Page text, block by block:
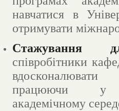
навчатися в
отримувати
Стажування
співробітники
працюючи у
академічному